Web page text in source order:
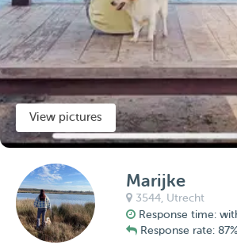
View pictures
Marijke
3544, Utrecht
Response time:
Response rate: 87%